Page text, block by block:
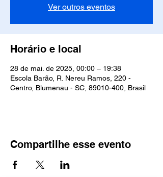
Ver outros eventos
Horário e local
28 de mai. de 2025, 00:00 – 19:38
Escola Barão, R. Nereu Ramos, 220 -
Centro, Blumenau - SC, 89010-400, Brasil
Compartilhe esse evento